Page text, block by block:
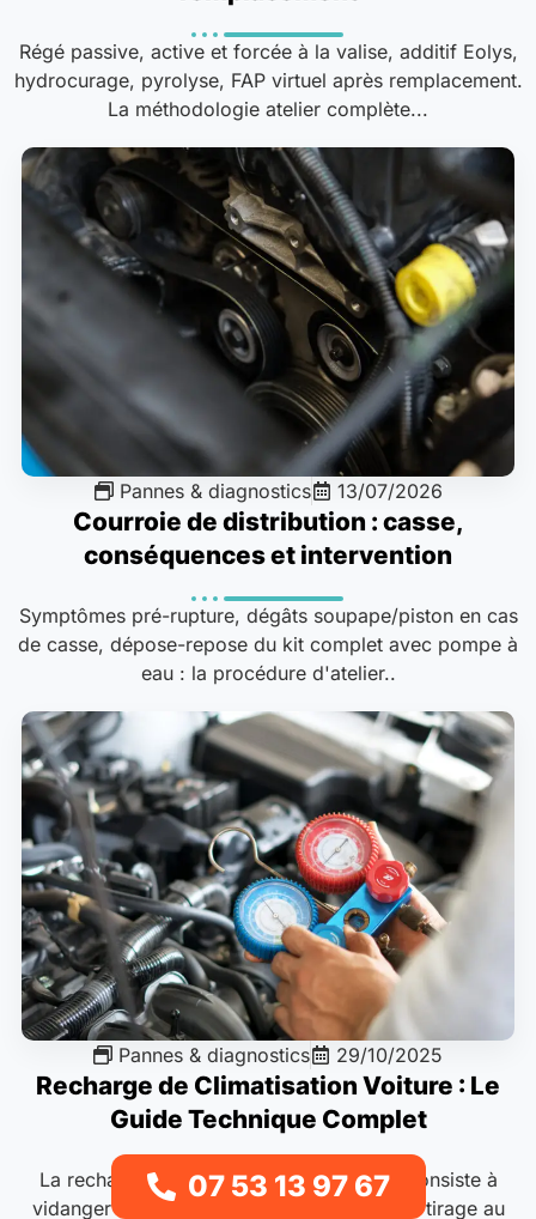
Régé passive, active et forcée à la valise, additif Eolys,
hydrocurage, pyrolyse, FAP virtuel après remplacement.
La méthodologie atelier complète...
Pannes & diagnostics 13/07/2026
Courroie de distribution : casse,
conséquences et intervention
Symptômes pré-rupture, dégâts soupape/piston en cas
de casse, dépose-repose du kit complet avec pompe à
eau : la procédure d'atelier..
Pannes & diagnostics 29/10/2025
Recharge de Climatisation Voiture : Le
Guide Technique Complet
La recharge de climatisation automobile consiste à
vidanger le circuit frigorifique, effectuer un tirage au
07 53 13 97 67